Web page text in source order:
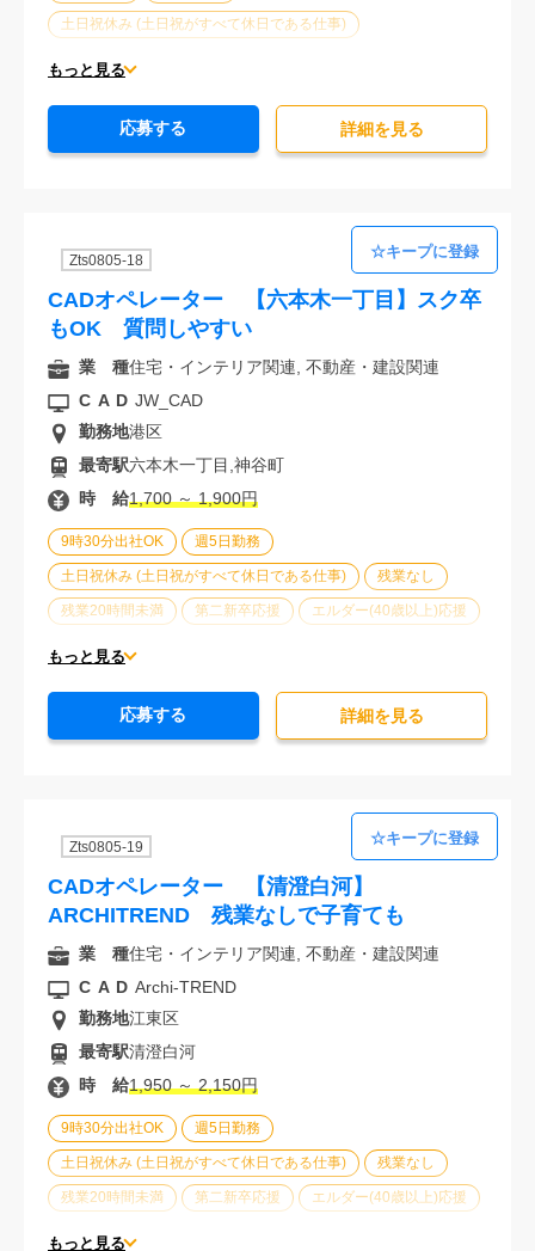
土日祝休み (土日祝がすべて休日である仕事)
平日休みあり (週に一度以上平日に休日がある仕事)
エルダー(40歳以上)応援 服装自由
駅から徒歩5分以内 オフィスが禁煙 20代活躍中
もっと見る
応募する 詳細を⾒る
Zts0805-18
CADオペレーター 【六本木一丁目】スク卒
もOK 質問しやすい
9時30分出社OK 週5日勤務
土日祝休み (土日祝がすべて休日である仕事) 残業なし
残業20時間未満 第二新卒応援 エルダー(40歳以上)応援
ブランクOK
派遣スタッフ活躍中
もっと見る
業 種住宅・インテリア関連, 不動産・建設関連
CAD JW_CAD
勤務地港区
最寄駅六本木一丁目,神谷町
時 給1,700 ～ 1,900円
応募する 詳細を⾒る
Zts0805-19
CADオペレーター 【清澄白河】
ARCHITREND 残業なしで子育ても
9時30分出社OK 週5日勤務
土日祝休み (土日祝がすべて休日である仕事) 残業なし
残業20時間未満 第二新卒応援 エルダー(40歳以上)応援
ブランクOK
もっと見る
業 種住宅・インテリア関連, 不動産・建設関連
CAD Archi-TREND
勤務地江東区
最寄駅清澄白河
時 給1,950 ～ 2,150円